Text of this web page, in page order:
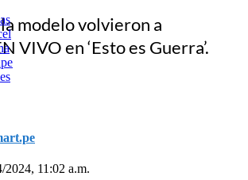
modelo volvieron a
VIVO en ‘Esto es Guerra’.
2024, 11:02 a.m.